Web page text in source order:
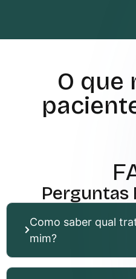
O que
Perguntas
Como saber qual
mim?